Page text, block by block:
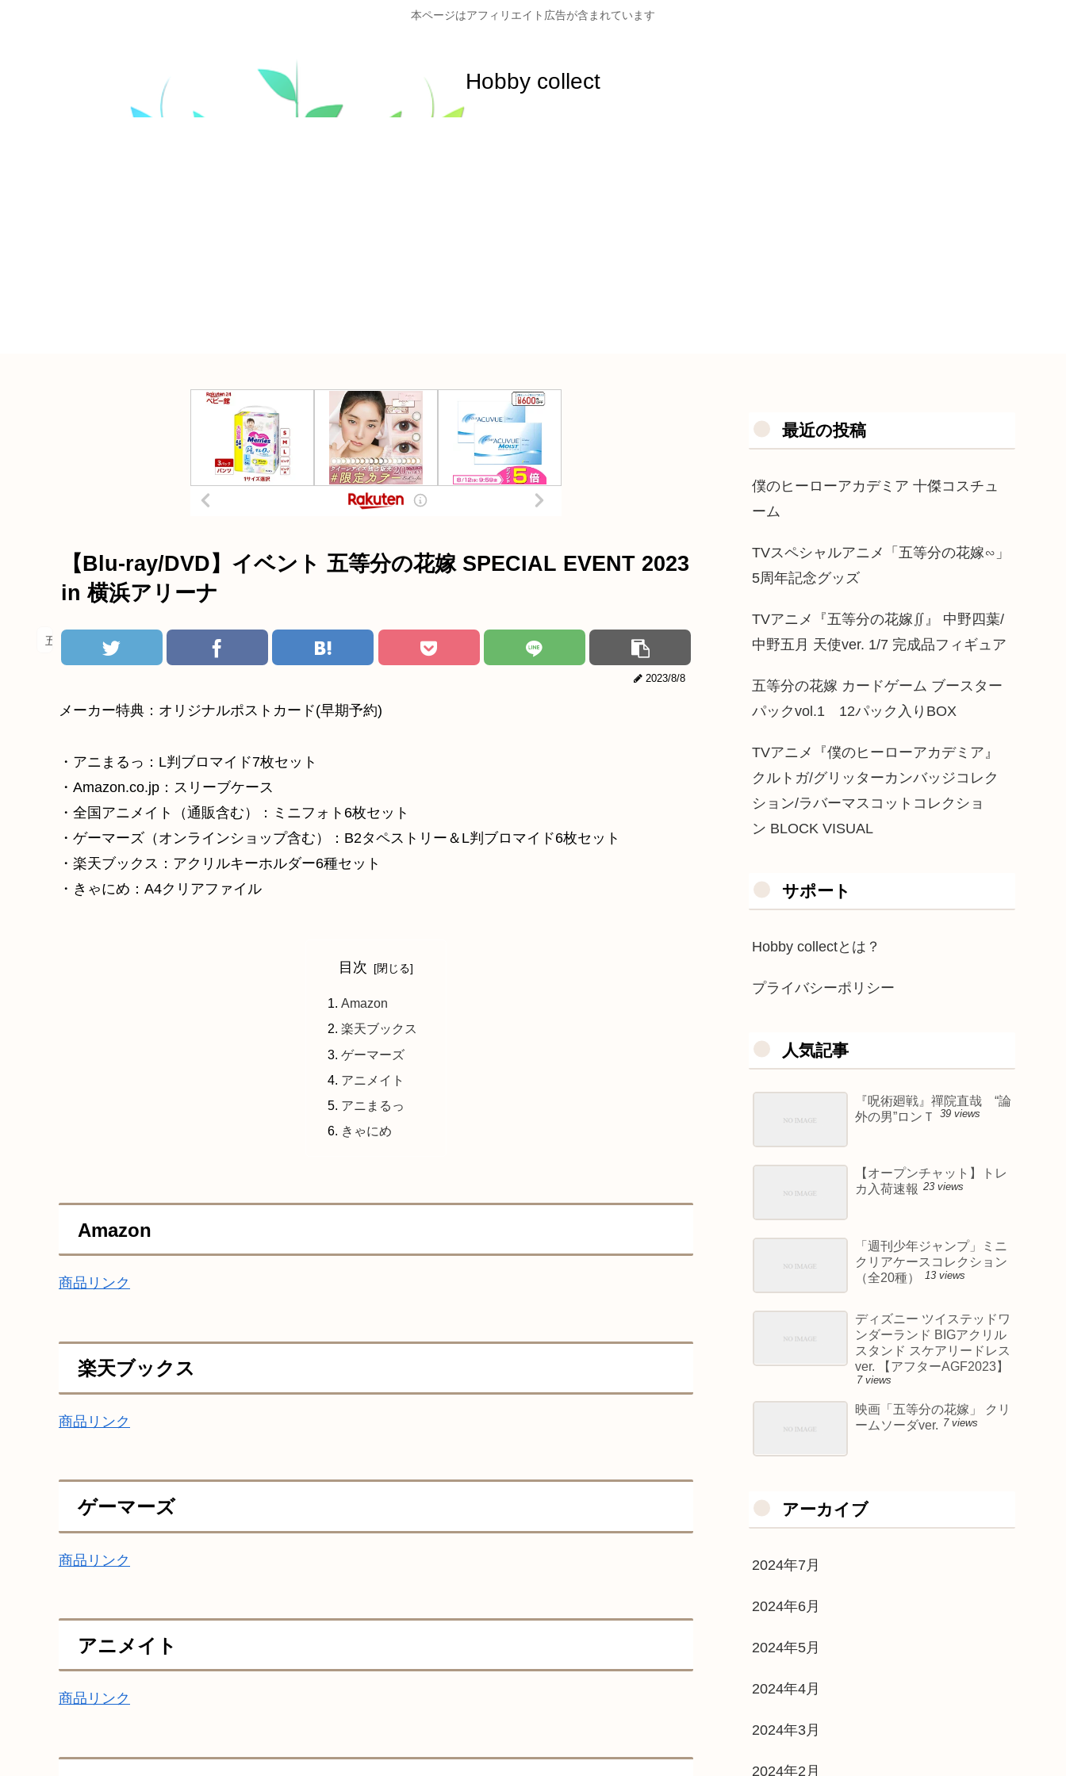
本ページはアフィリエイト広告が含まれています
Hobby collect
【Blu-ray/DVD】イベント 五等分の花嫁 SPECIAL EVENT 2023
in 横浜アリーナ
五等分の花嫁
2023/8/8
メーカー特典：オリジナルポストカード(早期予約)
・アニまるっ：L判ブロマイド7枚セット
・Amazon.co.jp：スリーブケース
・全国アニメイト（通販含む）：ミニフォト6枚セット
・ゲーマーズ（オンラインショップ含む）：B2タペストリー＆L判ブロマイド6枚セット
・楽天ブックス：アクリルキーホルダー6種セット
・きゃにめ：A4クリアファイル
目次
Amazon
楽天ブックス
ゲーマーズ
アニメイト
アニまるっ
きゃにめ
Amazon
商品リンク
楽天ブックス
商品リンク
ゲーマーズ
商品リンク
アニメイト
商品リンク
最近の投稿
僕のヒーローアカデミア 十傑コスチュ
ーム
TVスペシャルアニメ「五等分の花嫁∽」
5周年記念グッズ
TVアニメ『五等分の花嫁∬』 中野四葉/
中野五月 天使ver. 1/7 完成品フィギュア
五等分の花嫁 カードゲーム ブースター
パックvol.1 12パック入りBOX
TVアニメ『僕のヒーローアカデミア』
クルトガ/グリッターカンバッジコレク
ション/ラバーマスコットコレクショ
ン BLOCK VISUAL
サポート
Hobby collectとは？
プライバシーポリシー
人気記事
『呪術廻戦』禪院直哉 “論
外の男”ロンＴ
39 views
【オープンチャット】トレ
カ入荷速報 23 views
「週刊少年ジャンプ」ミニ
クリアケースコレクション
（全20種）
13 views
ディズニー ツイステッドワ
ンダーランド BIGアクリル
スタンド スケアリードレス
ver. 【アフターAGF2023】
7 views
映画「五等分の花嫁」 クリ
ームソーダver. 7 views
アーカイブ
2024年7月
2024年6月
2024年5月
2024年4月
2024年3月
2024年2月